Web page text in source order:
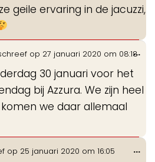
geile ervaring in de jacuzzi,
op 27 januari 2020 om 08:18
30 januari voor het
bij Azzura. We zijn heel
we daar allemaal
...
op 25 januari 2020 om 16:05 ...